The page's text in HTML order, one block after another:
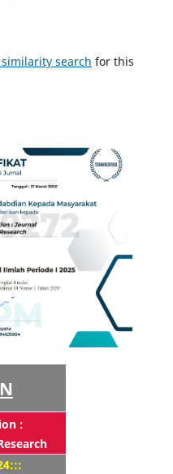
search for this
: